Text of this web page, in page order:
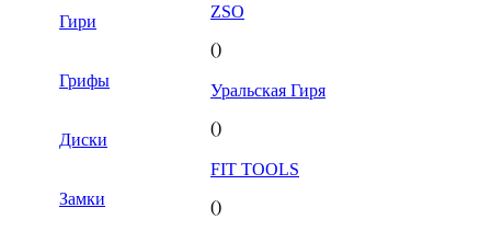
Гири
Грифы
Диски
Замки
ZSO
()
Уральская Гиря
()
FIT TOOLS
()